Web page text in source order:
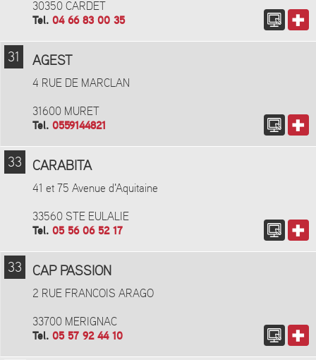
30350 CARDET
Tel. 04 66 83 00 35
31 AGEST
4 RUE DE MARCLAN
31600 MURET
Tel. 0559144821
33 CARABITA
41 et 75 Avenue d'Aquitaine
33560 STE EULALIE
Tel. 05 56 06 52 17
33 CAP PASSION
2 RUE FRANCOIS ARAGO
33700 MERIGNAC
Tel. 05 57 92 44 10